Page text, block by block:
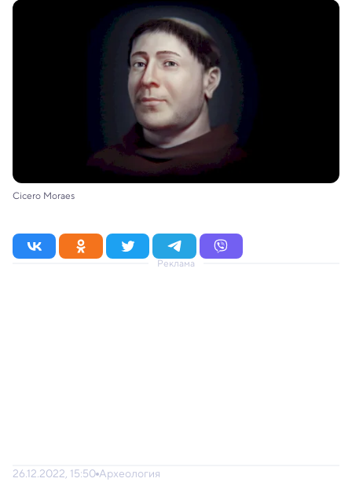
Cicero Moraes
Реклама
26.12.2022, 15:50 Археология